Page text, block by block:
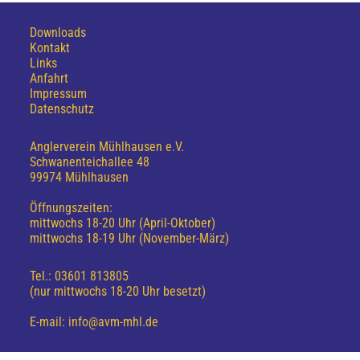
Downloads
Kontakt
Links
Anfahrt
Impressum
Datenschutz
Anglerverein Mühlhausen e.V.
Schwanenteichallee 48
99974 Mühlhausen
Öffnungszeiten:
mittwochs 18-20 Uhr (April-Oktober)
mittwochs 18-19 Uhr (November-März)
Tel.: 03601 813805
(nur mittwochs 18-20 Uhr besetzt)
E-mail: info@avm-mhl.de